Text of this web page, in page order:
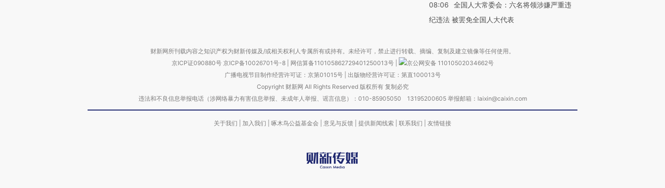
08:06
全国人大常委会：六名将领涉嫌严重违
纪违法 被罢免全国人大代表
财新网所刊载内容之知识产权为财新传媒及/或相关权利人专属所有或持有。未经许可，禁止进行转载、摘编、复制及建立镜像等任何使用。
京ICP证090880号 京ICP备10026701号-8 网信算备110105862729401250013号
京公网安备 11010502034662号
广播电视节目制作经营许可证：京第01015号| 出版物经营许可证：第直100013号
Copyright 财新网 All Rights Reserved 版权所有 复制必究
违法和不良信息举报电话（涉网络暴力有害信息举报、未成年人举报、谣言信息）：010-85905050 13195200605 举报邮箱：laixin@caixin.com
关于我们 加入我们 啄木鸟公益基金会 意见与反馈 提供新闻线索 联系我们 友情链接